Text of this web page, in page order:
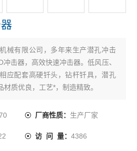
械有限公司，多年来生产潜孔冲击
击器，高效快速冲击器。低风压、
应配套高硬钎头，钻杆钎具，潜孔
质优良，工艺*，制造精致。
厂商性质： 生产厂家
访 问 量： 4386